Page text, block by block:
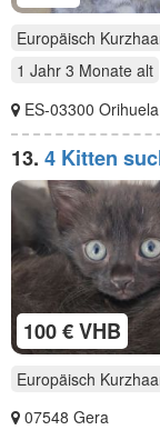
Europäisch
1 Jahr 3 Monate alt
ES-03300 Orihuela
13. 4 Kitten
100 € VHB
Europäisch
07548 Gera